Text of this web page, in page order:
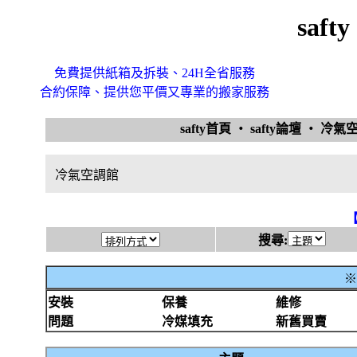
免費提供紙箱及拆裝、24H全省服務
合約保障、提供您平價又專業的搬家服務
safty首頁 ‧ safty論壇 ‧ 冷氣
冷氣空調館
搜尋:
※
安裝
保養
維修
問題
冷媒填充 新舊買賣